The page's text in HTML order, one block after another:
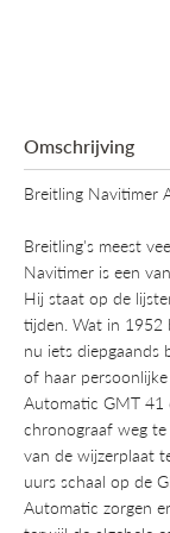
Omschrijving
Breitling Navitimer
Breitling's meest
Navitimer is een
Hij staat op de
tijden. Wat in 1952
nu iets diepgaands
of haar
Automatic GMT 41
chronograaf weg
van de wijzerplaat
uurs schaal op de
Automatic zorgen